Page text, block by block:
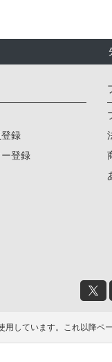
しています。これ以降
録
登録